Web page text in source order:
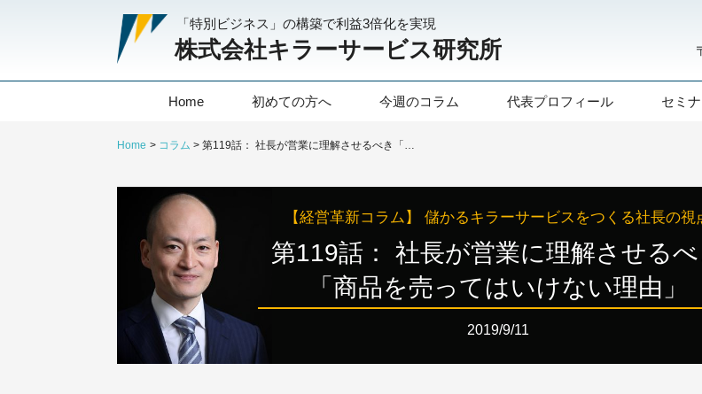
「特別ビジネス」の構築で利益3倍化を実現
株式会社キラーサービス研究所
Home 初めての方へ 今週のコラム 代表プロフィール セミ
Home コラム
【経営革新コラム】 儲かるキラーサービスをつくる社長の視
第119話： 社長が営業に理解させるべ
「商品を売ってはいけない理由」
2019/9/11